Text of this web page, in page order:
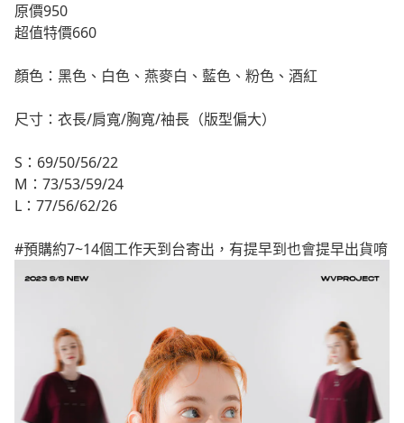
原價950
超值特價660
顏色：黑色、白色、燕麥白、藍色、粉色、酒紅
尺寸：衣長/肩寬/胸寬/袖長（版型偏大）
S：69/50/56/22
M：73/53/59/24
L：77/56/62/26
#預購約7~14個工作天到台寄出，有提早到也會提早出貨唷